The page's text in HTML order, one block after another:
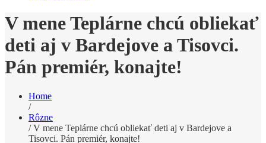
V mene Teplárne chcú obliekať
deti aj v Bardejove a Tisovci.
Pán premiér, konajte!
Home
/
Rôzne
/ V mene Teplárne chcú obliekať deti aj v Bardejove a
Tisovci. Pán premiér, konajte!